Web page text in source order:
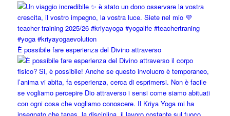
È possibile fare esperienza del Divino attraverso